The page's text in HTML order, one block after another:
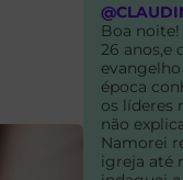
Boa
26 anos,e
época
os líderes
não
Namorei
igreja até